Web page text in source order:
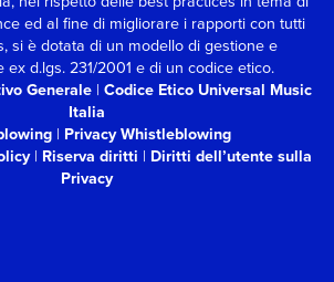
ed al fine di migliorare i rapporti con tutti
si è dotata di un modello di gestione e
ex d.lgs. 231/2001 e di un codice etico.
Generale | Codice Etico Universal Music
Italia
| Privacy Whistleblowing
| Riserva diritti | Diritti dell’utente sulla
Privacy